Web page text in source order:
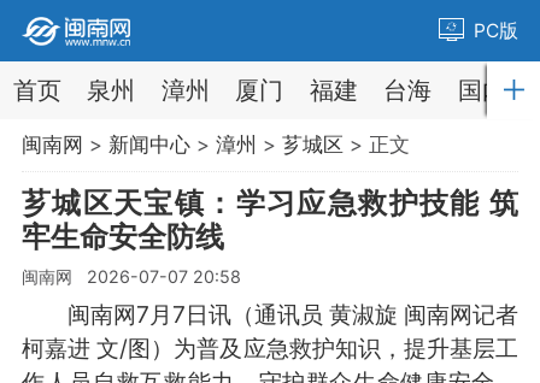
PC版
首页 泉州 漳州 厦门 福建 台海 国内
闽南网 > 新闻中心> 漳州 > 芗城区 > 正文
芗城区天宝镇：学习应急救护技能 筑
牢生命安全防线
闽南网 2026-07-07 20:58
闽南网7月7日讯（通讯员 黄淑旋 闽南网记者
柯嘉进 文/图）为普及应急救护知识，提升基层工